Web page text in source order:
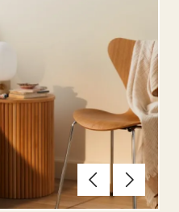
Edellinen